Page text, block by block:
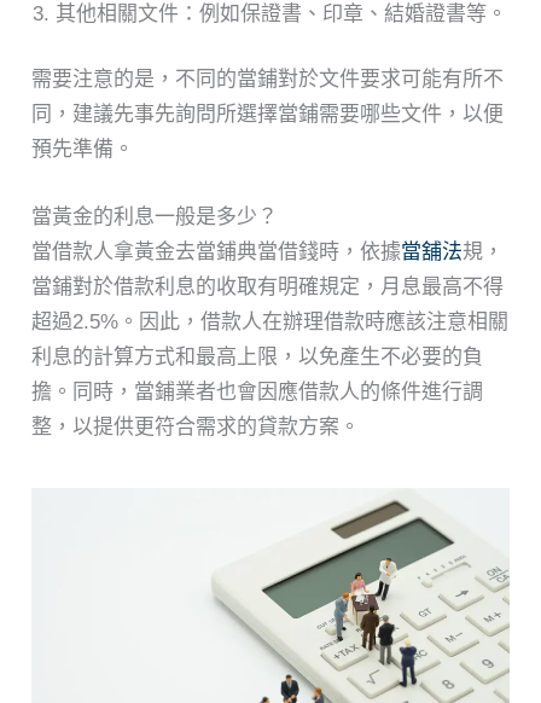
其他相關文件：例如保證書、印章、結婚證書等。
需要注意的是，不同的當鋪對於文件要求可能有所不
同，建議先事先詢問所選擇當鋪需要哪些文件，以便
預先準備。
當黃金的利息一般是多少？
當借款人拿黃金去當鋪典當借錢時，依據當舖法規，
當鋪對於借款利息的收取有明確規定，月息最高不得
超過2.5%。因此，借款人在辦理借款時應該注意相關
利息的計算方式和最高上限，以免產生不必要的負
擔。同時，當鋪業者也會因應借款人的條件進行調
整，以提供更符合需求的貸款方案。